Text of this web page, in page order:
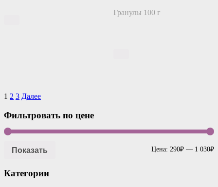
Гранулы 100 г
Навигация
по
записям
1 2 3 Далее
Фильтровать по цене
Показать Цена: 290₽ — 1 030₽
Категории